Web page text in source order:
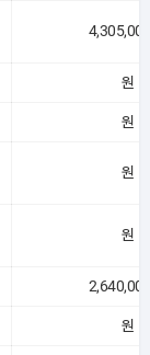
원
원
원
원
원